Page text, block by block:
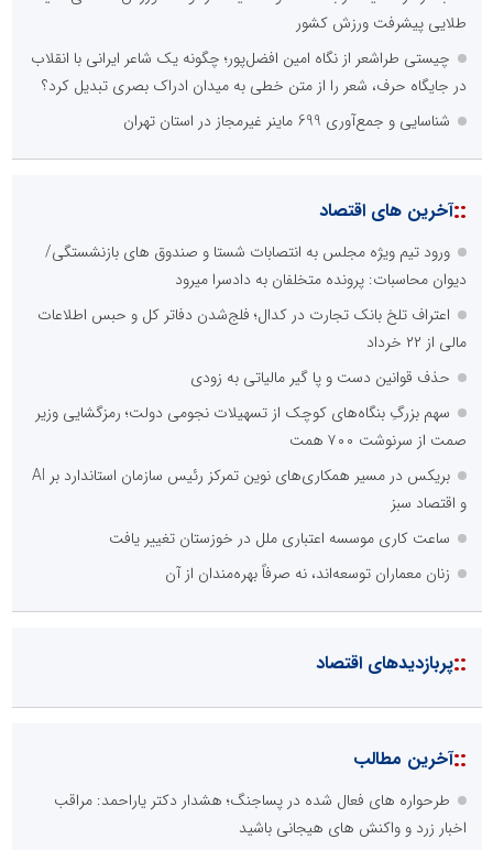
طلایی پیشرفت ورزش کشور
چیستی طراشعر از نگاه امین افضل‌پور؛ چگونه یک شاعر ایرانی با انقلاب
در جایگاه حرف، شعر را از متن خطی به میدان ادراک بصری تبدیل کرد؟
شناسایی و جمع‌آوری 699 ماینر غیرمجاز در استان تهران
::آخرین های اقتصاد
ورود تیم ویژه مجلس به انتصابات شستا و صندوق های بازنشستگی/
دیوان محاسبات: پرونده متخلفان به دادسرا میرود
اعتراف تلخ بانک تجارت در کدال؛ فلج‌شدن دفاتر کل و حبس اطلاعات
مالی از ۲۲ خرداد
حذف قوانین دست و پا گیر مالیاتی به زودی
سهم بزرگِ بنگاه‌های کوچک از تسهیلات نجومی دولت؛ رمزگشایی وزیر
صمت از سرنوشت ۷۰۰ همت
بریکس در مسیر همکاری‌های نوین تمرکز رئیس سازمان استاندارد بر AI
و اقتصاد سبز
ساعت کاری موسسه اعتباری ملل در خوزستان تغییر یافت
زنان معماران توسعه‌اند، نه صرفاً بهره‌مندان از آن
::پربازدیدهای اقتصاد
::آخرین مطالب
طرحواره های فعال شده در پساجنگ؛ هشدار دکتر یاراحمد: مراقب
اخبار زرد و واکنش های هیجانی باشید